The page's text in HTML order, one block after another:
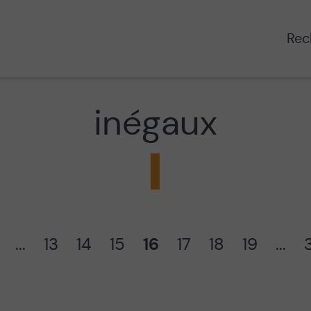
inégaux
... 13 14 15 16 17 18 19 ...